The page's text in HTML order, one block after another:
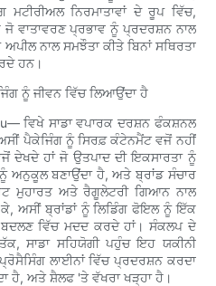
ਨਿਰਮਾਤਾਵਾਂ ਦੇ ਰੂਪ ਵਿੱਚ,
ਵਾਤਾਵਰਣ ਪ੍ਰਭਾਵ ਨੂੰ ਪ੍ਰਦਰਸ਼ਨ ਨਾਲ
ਨਾਲ ਸਮਝੌਤਾ ਕੀਤੇ ਬਿਨਾਂ ਸਥਿਰਤਾ
ਹਨ।
ਨੂੰ ਜੀਵਨ ਵਿੱਚ ਲਿਆਉਂਦਾ ਹੈ
ਵਿਖੇ ਸਾਡਾ ਵਪਾਰਕ ਦਰਸ਼ਨ ਫੰਕਸ਼ਨਲ
ਪੈਕੇਜਿੰਗ ਨੂੰ ਸਿਰਫ਼ ਕੰਟੇਨਮੈਂਟ ਵਜੋਂ ਨਹੀਂ
ਹਾਂ ਜੋ ਉਤਪਾਦ ਦੀ ਇਕਸਾਰਤਾ ਨੂੰ
ਅਨੁਕੂਲ ਬਣਾਉਂਦਾ ਹੈ, ਅਤੇ ਬ੍ਰਾਂਡ ਸੰਚਾਰ
ਮੁਹਾਰਤ ਅਤੇ ਰੈਗੂਲੇਟਰੀ ਗਿਆਨ ਨਾਲ
ਅਸੀਂ ਬ੍ਰਾਂਡਾਂ ਨੂੰ ਲਿਡਿੰਗ ਫੋਇਲ ਨੂੰ ਇੱਕ
ਬਦਲਣ ਵਿੱਚ ਮਦਦ ਕਰਦੇ ਹਾਂ। ਸੰਕਲਪ ਦੇ
ਸਾਡਾ ਸਹਿਯੋਗੀ ਪਹੁੰਚ ਇਹ ਯਕੀਨੀ
ਲਾਈਨਾਂ ਵਿੱਚ ਪ੍ਰਦਰਸ਼ਨ ਕਰਦਾ
ਹੈ, ਅਤੇ ਸ਼ੈਲਫ 'ਤੇ ਵੱਖਰਾ ਖੜ੍ਹਾ ਹੈ।